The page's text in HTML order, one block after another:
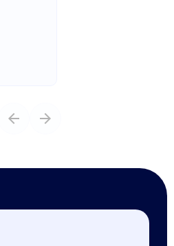
arrow_back arrow_forward